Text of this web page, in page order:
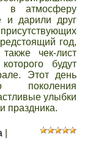
в атмосферу
и дарили друг
год,
чек-лист
будут
Этот день
поколения
улыбки
праздника.